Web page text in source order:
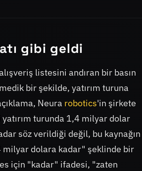
gibi geldi
listesini andıran bir basın
bir şekilde, yatırım turuna
Neura robotics'in şirkete
turunda 1,4 milyar dolar
söz verildiği değil, bu kaynağın
milyar dolara kadar" şeklinde bir
için "kadar" ifadesi, "zaten